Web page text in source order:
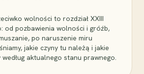
wolności to rozdział XXIII
od pozbawienia wolności i gróźb,
po naruszenie miru
jakie czyny tu należą i jakie
aktualnego stanu prawnego.